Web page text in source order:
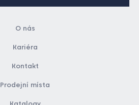
O nás
Kariéra
Kontakt
Prodejní místa